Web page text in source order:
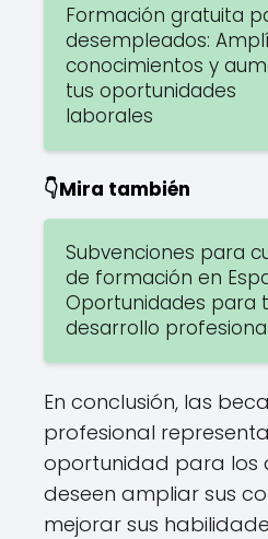
Formación gratuita
desempleados:
conocimientos y
tus oportunidades
laborales
👇Mira también
Subvenciones para
de formación en
Oportunidades para
desarrollo
En conclusión, las
profesional
oportunidad para los
deseen ampliar sus
mejorar sus